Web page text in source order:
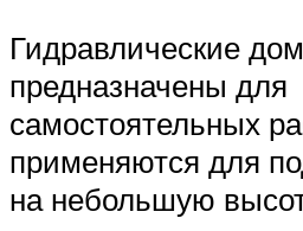
Гидравлические
предназначены для
самостоятельных
применяются для
на небольшую